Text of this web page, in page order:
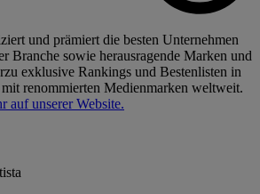
und prämiert die besten Unternehmen
Branche sowie herausragende Marken und
exklusive Rankings und Bestenlisten in
renommierten Medienmarken weltweit.
auf unserer Website.